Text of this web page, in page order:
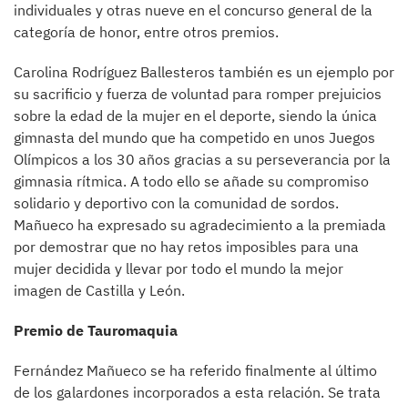
individuales y otras nueve en el concurso general de la
categoría de honor, entre otros premios.
Carolina Rodríguez Ballesteros también es un ejemplo por
su sacrificio y fuerza de voluntad para romper prejuicios
sobre la edad de la mujer en el deporte, siendo la única
gimnasta del mundo que ha competido en unos Juegos
Olímpicos a los 30 años gracias a su perseverancia por la
gimnasia rítmica. A todo ello se añade su compromiso
solidario y deportivo con la comunidad de sordos.
Mañueco ha expresado su agradecimiento a la premiada
por demostrar que no hay retos imposibles para una
mujer decidida y llevar por todo el mundo la mejor
imagen de Castilla y León.
Premio de Tauromaquia
Fernández Mañueco se ha referido finalmente al último
de los galardones incorporados a esta relación. Se trata